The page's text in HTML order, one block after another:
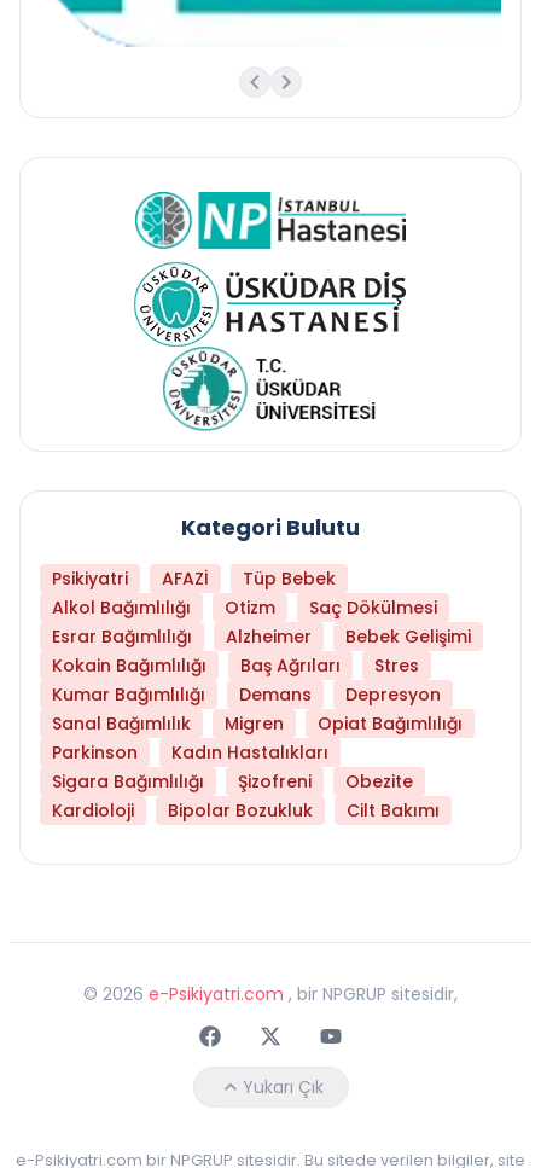
Kategori Bulutu
Psikiyatri AFAZİ
Tüp Bebek
Alkol Bağımlılığı
Otizm
Saç Dökülmesi
Esrar Bağımlılığı
Alzheimer
Bebek Gelişimi
Kokain Bağımlılığı
Baş Ağrıları
Stres
Kumar Bağımlılığı
Demans
Depresyon
Sanal Bağımlılık
Migren
Opiat Bağımlılığı
Parkinson
Kadın Hastalıkları
Sigara Bağımlılığı
Şizofreni
Obezite
Kardioloji
Bipolar Bozukluk Cilt Bakımı
© 2026 e-Psikiyatri.com , bir NPGRUP sitesidir,
FaceebokTwitterYoutube
Yukarı Çık
e-Psikiyatri.com bir NPGRUP sitesidir. Bu sitede verilen bilgiler, site